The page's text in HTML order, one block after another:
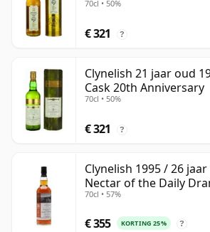
70cl • 50%
€ 321 ?
Clynelish 21 jaar oud
Cask 20th Anniversary
70cl • 50%
€ 321 ?
Clynelish 1995 / 26
Nectar of the Daily
70cl • 57%
€ 355 KORTING 25% ?